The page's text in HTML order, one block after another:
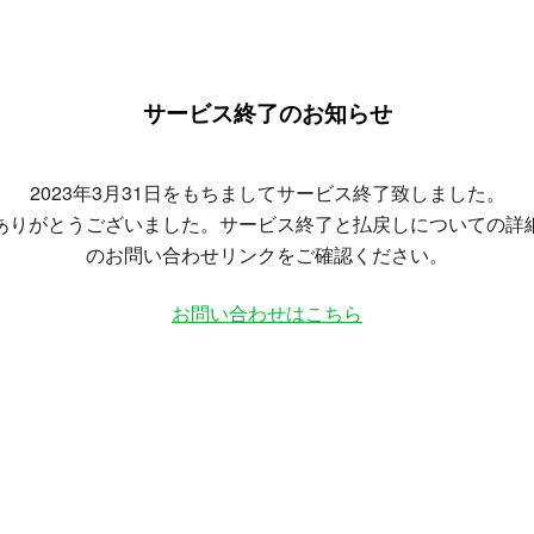
サービス終了のお知らせ
2023年3月31日をもちましてサービス終了致しました。
りがとうございました。サービス終了と払戻しについての詳
のお問い合わせリンクをご確認ください。
お問い合わせはこちら